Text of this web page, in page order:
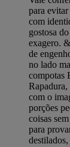
para
com
gostosa
exagero.
de
no lado
compotas
Rapadura,
com o
porções
coisas
para